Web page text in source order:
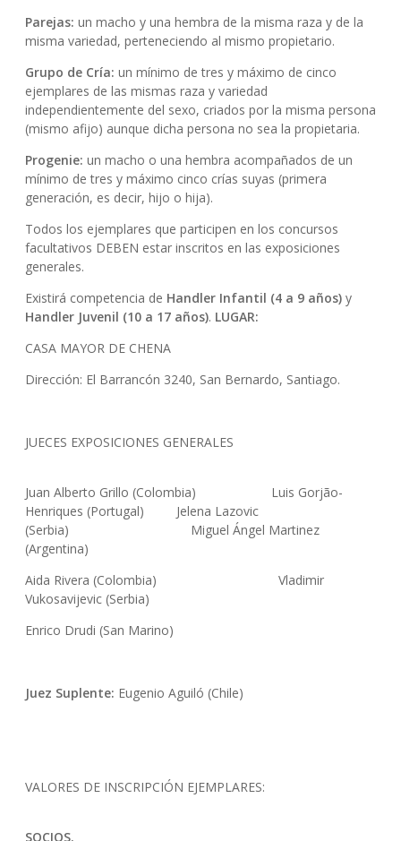
Parejas: un macho y una hembra de la misma raza y de la
misma variedad, perteneciendo al mismo propietario.
Grupo de Cría: un mínimo de tres y máximo de cinco
ejemplares de las mismas raza y variedad
independientemente del sexo, criados por la misma persona
(mismo afijo) aunque dicha persona no sea la propietaria.
Progenie: un macho o una hembra acompañados de un
mínimo de tres y máximo cinco crías suyas (primera
generación, es decir, hijo o hija).
Todos los ejemplares que participen en los concursos
facultativos DEBEN estar inscritos en las exposiciones
generales.
Existirá competencia de Handler Infantil (4 a 9 años) y
Handler Juvenil (10 a 17 años). LUGAR:
CASA MAYOR DE CHENA
Dirección: El Barrancón 3240, San Bernardo, Santiago.
JUECES EXPOSICIONES GENERALES
Juan Alberto Grillo (Colombia) Luis Gorjão-
Henriques (Portugal) Jelena Lazovic
(Serbia) Miguel Ángel Martinez
(Argentina)
Aida Rivera (Colombia) Vladimir
Vukosavijevic (Serbia)
Enrico Drudi (San Marino)
Juez Suplente: Eugenio Aguiló (Chile)
VALORES DE INSCRIPCIÓN EJEMPLARES:
SOCIOS.